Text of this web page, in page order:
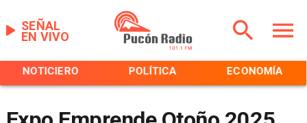
EN VIVO
SEÑAL
NOTICIERO POLÍTICA ECONOMÍA